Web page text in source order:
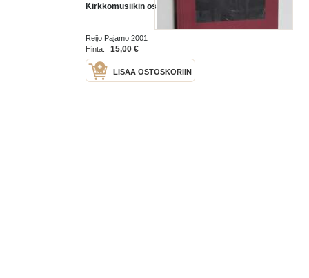
Kirkkomusiikin osasto 50 vuotta
Reijo Pajamo 2001
Hinta:
15,00 €
LISÄÄ OSTOSKORIIN